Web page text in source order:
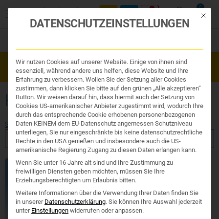
0
Organe & Organ Uhr
Traditionelle Medizin
Nahrungsergänzung
Kosmetik und Hygiene
Ihr Apotheker
Westend Online-Shop: Sicher, schnell und 24/7 für Sie da!
Gratisversand ab €50
HAUHECHELWURZEL
Start/ Produkte verschlagwortet mit „hauhechelwurzel“
FILTER ANZEIGEN
Mit
DATENSCHUTZEINSTELLUNGEN
Wir nutzen Cookies auf unserer Website. Einige von ihnen sind
essenziell, während andere uns helfen, diese Website und Ihre
Erfahrung zu verbessern. Wollen Sie der Setzung aller Cookies
zustimmen, dann klicken Sie bitte auf den grünen „Alle akzeptieren“
Button. Wir weisen darauf hin, dass hiermit auch der Setzung von
Cookies US-amerikanischer Anbieter zugestimmt wird, wodurch Ihre
durch das entsprechende Cookie erhobenen personenbezogenen
Daten KEINEM dem EU-Datenschutz angemessen Schutzniveau
unterliegen, Sie nur eingeschränkte bis keine datenschutzrechtliche
Rechte in den USA genießen und insbesondere auch die US-
amerikanische Regierung Zugang zu diesen Daten erlangen kann.
Wenn Sie unter 16 Jahre alt sind und Ihre Zustimmung zu
freiwilligen Diensten geben möchten, müssen Sie Ihre
Erziehungsberechtigten um Erlaubnis bitten.
Weitere Informationen über die Verwendung Ihrer Daten finden Sie
in unserer Datenschutzerklärung. Sie können Ihre Auswahl jederzeit
unter Einstellungen widerrufen oder anpassen.